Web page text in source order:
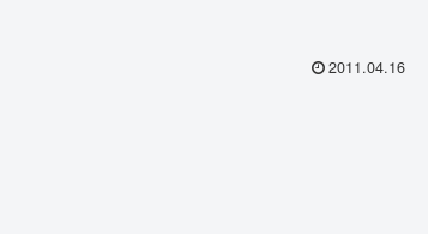
2011.04.16